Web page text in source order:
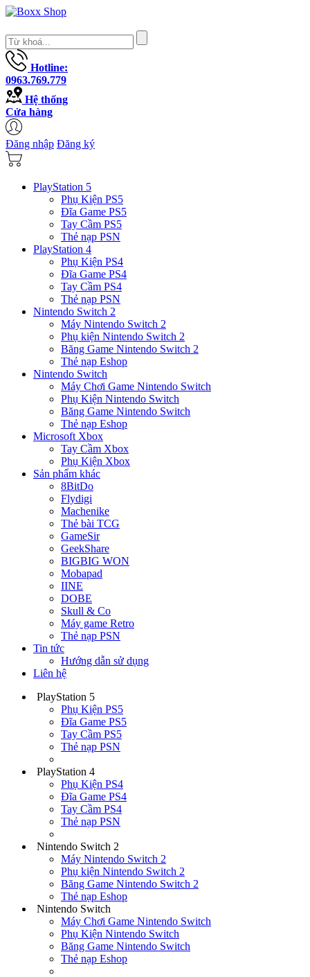
Hotline:
0963.769.779
Hệ thống
Cửa hàng
Đăng nhập Đăng ký
PlayStation 5
Phụ Kiện PS5
Đĩa Game PS5
Tay Cầm PS5
Thẻ nạp PSN
PlayStation 4
Phụ Kiện PS4
Đĩa Game PS4
Tay Cầm PS4
Thẻ nạp PSN
Nintendo Switch 2
Máy Nintendo Switch 2
Phụ kiện Nintendo Switch 2
Băng Game Nintendo Switch 2
Thẻ nạp Eshop
Nintendo Switch
Máy Chơi Game Nintendo Switch
Phụ Kiện Nintendo Switch
Băng Game Nintendo Switch
Thẻ nạp Eshop
Microsoft Xbox
Tay Cầm Xbox
Phụ Kiện Xbox
Sản phẩm khác
8BitDo
Flydigi
Machenike
Thẻ bài TCG
GameSir
GeekShare
BIGBIG WON
Mobapad
IINE
DOBE
Skull & Co
Máy game Retro
Thẻ nạp PSN
Tin tức
Hướng dẫn sử dụng
Liên hệ
PlayStation 5
Phụ Kiện PS5
Đĩa Game PS5
Tay Cầm PS5
Thẻ nạp PSN
PlayStation 4
Phụ Kiện PS4
Đĩa Game PS4
Tay Cầm PS4
Thẻ nạp PSN
Nintendo Switch 2
Máy Nintendo Switch 2
Phụ kiện Nintendo Switch 2
Băng Game Nintendo Switch 2
Thẻ nạp Eshop
Nintendo Switch
Máy Chơi Game Nintendo Switch
Phụ Kiện Nintendo Switch
Băng Game Nintendo Switch
Thẻ nạp Eshop